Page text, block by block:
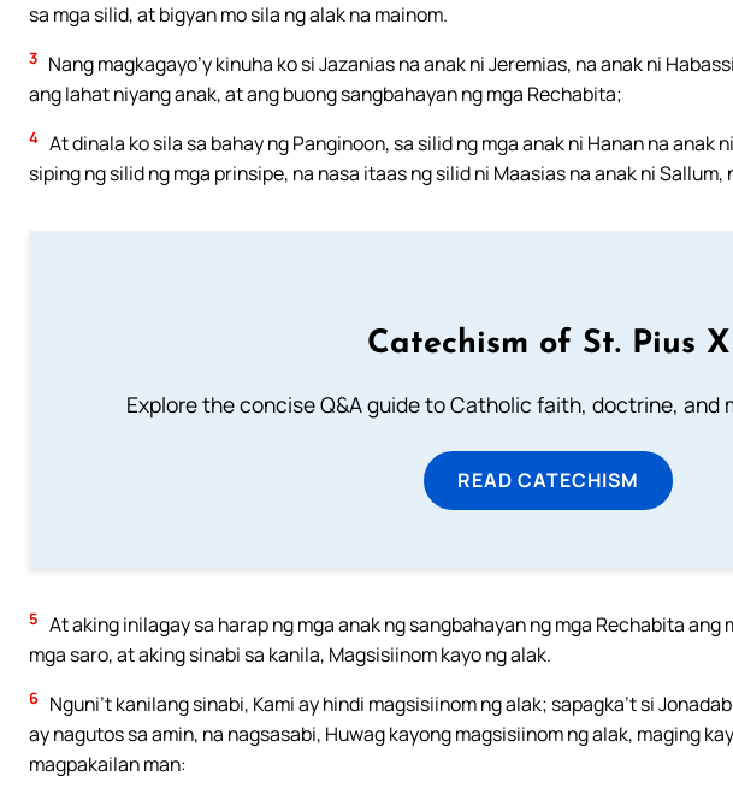
sa mga silid, at bigyan mo sila ng alak na mainom.
3 Nang magkagayo’y kinuha ko si Jazanias na anak ni Jeremias, na anak ni
ang lahat niyang anak, at ang buong sangbahayan ng mga Rechabita;
4 At dinala ko sila sa bahay ng Panginoon, sa silid ng mga anak ni Hanan na anak
siping ng silid ng mga prinsipe, na nasa itaas ng silid ni Maasias na anak ni
Catechism of St. Pius X
Explore the concise Q&A guide to Catholic faith, doctrine, and
READ CATECHISM
5 At aking inilagay sa harap ng mga anak ng sangbahayan ng mga Rechabita ang
mga saro, at aking sinabi sa kanila, Magsisiinom kayo ng alak.
6 Nguni’t kanilang sinabi, Kami ay hindi magsisiinom ng alak; sapagka’t si
ay nagutos sa amin, na nagsasabi, Huwag kayong magsisiinom ng alak, maging
magpakailan man: